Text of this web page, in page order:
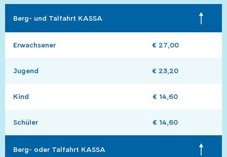
Berg- und Talfahrt KASSA
Erwachsener € 27,00
Jugend € 23,20
Kind € 14,60
Schüler € 14,60
Berg- oder Talfahrt KASSA